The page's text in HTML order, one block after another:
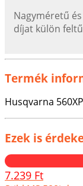
Nagyméretű
díjat külön
Termék
Husqvarna
Ezek is
7.239 Ft